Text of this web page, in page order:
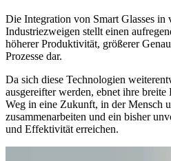
Die Integration von Smart Glasses in
Industriezweigen stellt einen
höherer Produktivität, größerer
Prozesse dar.
Da sich diese Technologien
ausgereifter werden, ebnet ihre
Weg in eine Zukunft, in der Mensch
zusammenarbeiten und ein bisher
und Effektivität erreichen.